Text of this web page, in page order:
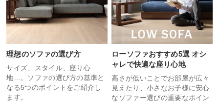
理想のソファの選び方
サイズ、スタイル、座り心
地…。ソファの選び方の基準と
なる5つのポイントをご紹介し
ます。
ローソファおすすめ5選 オシ
ャレで快適な座り心地
高さが低いことでお部屋が広々
見えたり、小さなお子様に安心
なソファー選びの重要なポイン